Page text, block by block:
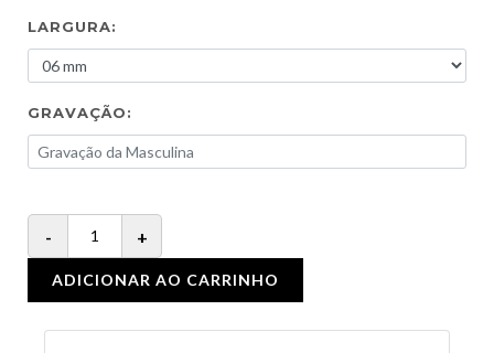
LARGURA:
GRAVAÇÃO:
ADICIONAR AO CARRINHO